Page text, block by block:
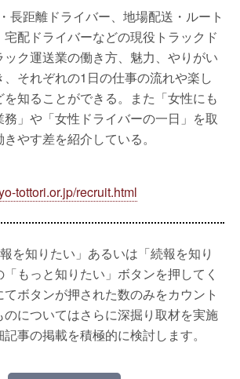
長距離ドライバー、地場配送・ルート
配ドライバーなどの現役トラックド
ク運送業の働き方、魅力、やりがい
それぞれの1日の仕事の流れや楽し
知ることができる。また「女性にも
」や「女性ドライバーの一日」を取
やす差を紹介している。
tottori.or.jp/recruit.html
を知りたい」あるいは「続報を知り
もっと知りたい」ボタンを押してく
ボタンが押された数のみをカウント
のについてはさらに深掘り取材を実施
事の掲載を積極的に検討します。